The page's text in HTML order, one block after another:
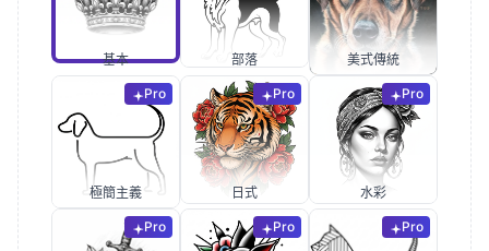
基本 部落 美式傳統
Pro
極簡主義
Pro
日式
Pro
水彩
Pro Pro Pro